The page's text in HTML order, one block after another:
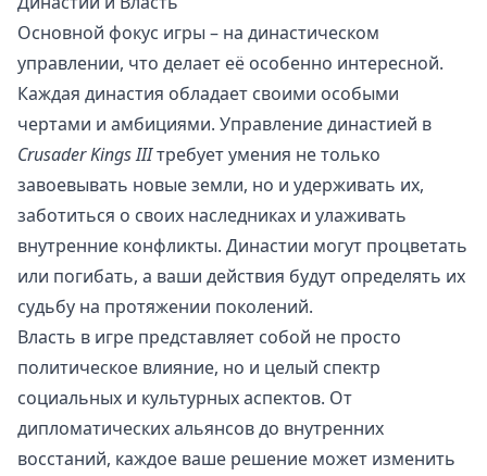
Основной фокус игры – на династическом
управлении, что делает её особенно интересной.
Каждая династия обладает своими особыми
чертами и амбициями. Управление династией в
Crusader Kings IIIтребует умения не только
завоевывать новые земли, но и удерживать их,
заботиться о своих наследниках и улаживать
внутренние конфликты. Династии могут процветать
или погибать, а ваши действия будут определять их
судьбу на протяжении поколений.
Власть в игре представляет собой не просто
политическое влияние, но и целый спектр
социальных и культурных аспектов. От
дипломатических альянсов до внутренних
восстаний, каждое ваше решение может изменить